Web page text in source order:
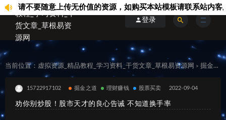
要随意上传无价值的资源，如购买本站模板请联系站内客服...
登录
当前位置： 虚拟资源_精品教程_学习资料_干货文章_草根易资源网 > 掘金之道
15722917102 掘金之道 理财赚钱 股票买卖 2022-09-04
劝你别炒股！股市天才的良心告诫 不知道换手率